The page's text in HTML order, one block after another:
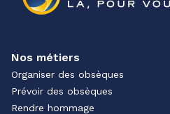
Nos métiers
Organiser des obsèques
Prévoir des obsèques
Rendre hommage